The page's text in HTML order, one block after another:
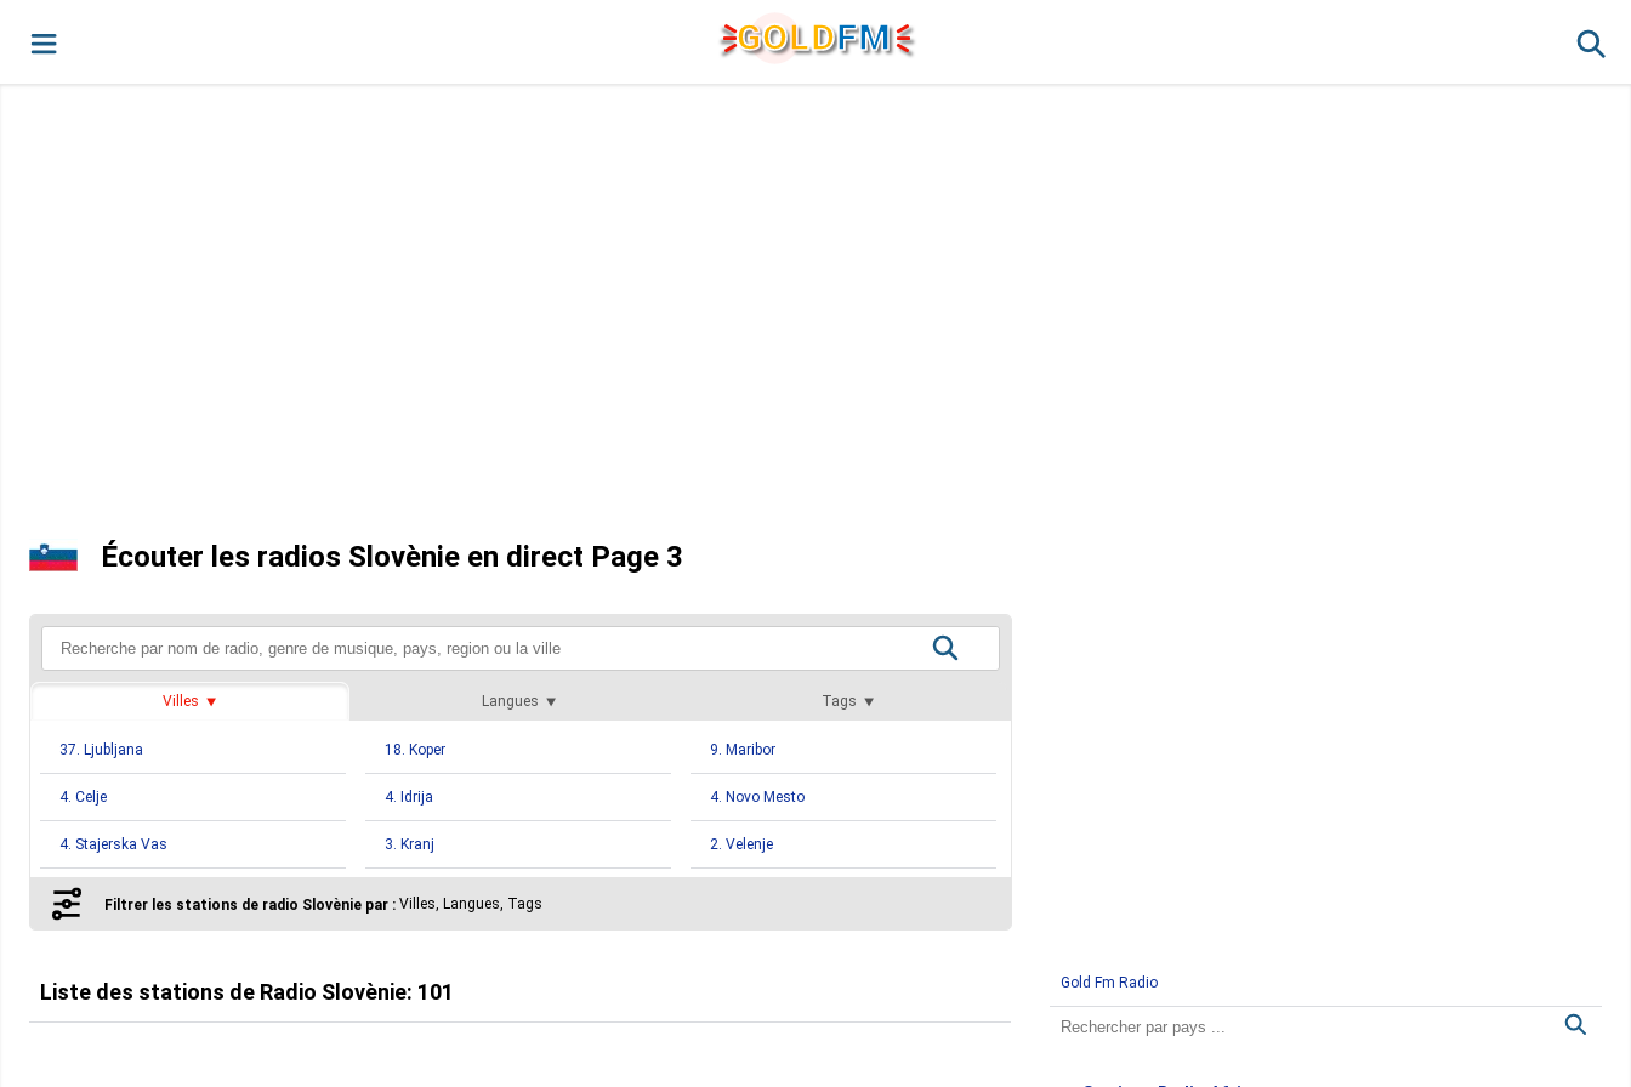
GOLDFM
Écouter les radios Slovènie en direct Page 3
Villes Langues Tags
37. Ljubljana 18. Koper 9. Maribor
4. Celje 4. Idrija 4. Novo Mesto
4. Stajerska Vas 3. Kranj 2. Velenje
1. Cerkno
1. Ormož 1. Postojna
Filtrer les stations de radio Slovènie par : Villes, Langues, Tags
Liste des stations de Radio Slovènie: 101 Gold Fm Radio